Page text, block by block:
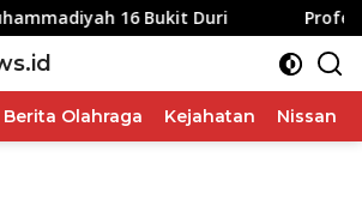
16 Bukit Duri Profesi Advokat
Berita Olahraga Kejahatan Nissan